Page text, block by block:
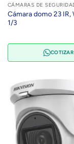
CÁMARAS DE
Cámara domo 23 IR,
1/3
COTIZAR